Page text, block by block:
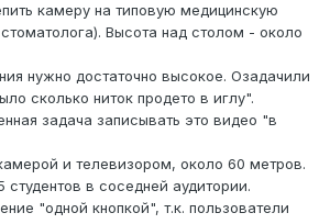
камеру на типовую медицинскую
Высота над столом - около
нужно достаточно высокое. Озадачили
сколько ниток продето в иглу".
задача записывать это видео "в
и телевизором, около 60 метров.
студентов в соседней аудитории.
"одной кнопкой", т.к. пользователи